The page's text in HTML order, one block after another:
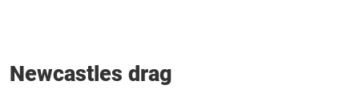
Newcastles drag